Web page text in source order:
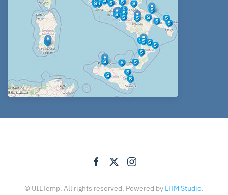
© UILTemp. All rights reserved. Powered by LHM Studio.